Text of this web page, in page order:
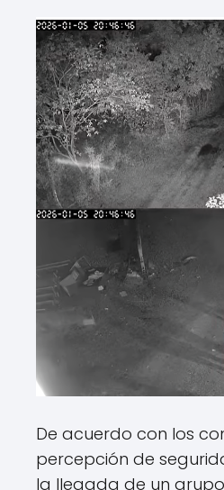
De acuerdo con los
percepción de
la llegada de un